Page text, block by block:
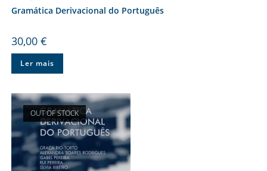
Gramática Derivacional do Português
30,00 €
Ler mais
OUT OF STOCK